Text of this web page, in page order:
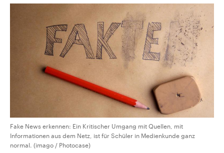
Fake News erkennen: Ein Kritischer Umgang mit Quellen, mit
Informationen aus dem Netz, ist für Schüler in Medienkunde ganz
normal. (imago / Photocase)